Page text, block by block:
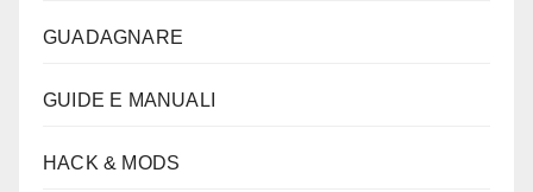
GUADAGNARE
GUIDE E MANUALI
HACK & MODS